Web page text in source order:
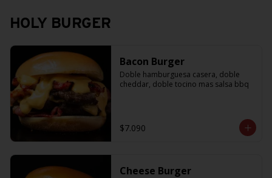
HOLY BURGER
Bacon Burger
Doble hamburguesa casera, doble
cheddar, doble tocino mas salsa bbq
$7.090
Cheese Burger